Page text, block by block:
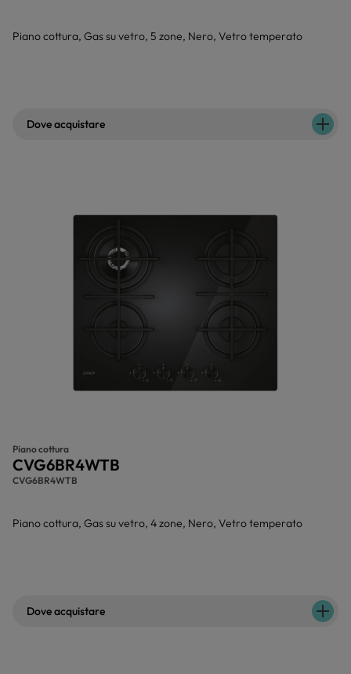
Piano cottura, Gas su vetro, 5 zone, Nero, Vetro temperato
Dove acquistare
Piano cottura
CVG6BR4WTB
CVG6BR4WTB
Piano cottura, Gas su vetro, 4 zone, Nero, Vetro temperato
Dove acquistare